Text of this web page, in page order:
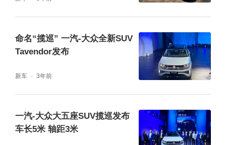
内饰设计中，在满足用户对于SUV越野性能和
外观设计需求基础上，也通过超越豪华车的内
饰设计，满足用户全场景需求，真正实现宜商
择。
命名“揽巡” 一汽-大众全新SUV
Tavendor发布
新车 3年前
一汽-大众大五座SUV揽巡发布
车长5米 轴距3米